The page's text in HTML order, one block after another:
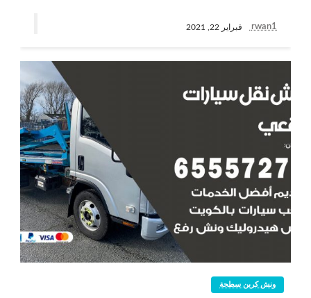
rwan1 فبراير 22, 2021
ونش كرين سطحة